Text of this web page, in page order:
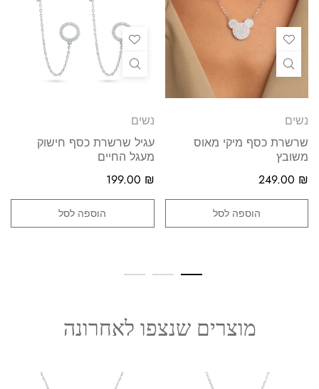
נשים
שרשרת כסף מיקי מאוס
משובץ
249.00 ₪
הוספה לסל
נשים
עגיל שרשרת כסף חישוק
מעגל החיים
199.00 ₪
הוספה לסל
מוצרים שנצפו לאחרונה